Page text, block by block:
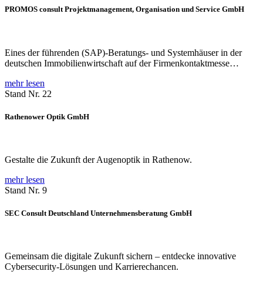
PROMOS consult Projektmanagement, Organisation und Service GmbH
Eines der führenden (SAP)-Beratungs- und Systemhäuser in der
deutschen Immobilienwirtschaft auf der Firmenkontaktmesse…
mehr lesen
Stand Nr. 22
Rathenower Optik GmbH
Gestalte die Zukunft der Augenoptik in Rathenow.
mehr lesen
Stand Nr. 9
SEC Consult Deutschland Unternehmensberatung GmbH
Gemeinsam die digitale Zukunft sichern – entdecke innovative
Cybersecurity-Lösungen und Karrierechancen.